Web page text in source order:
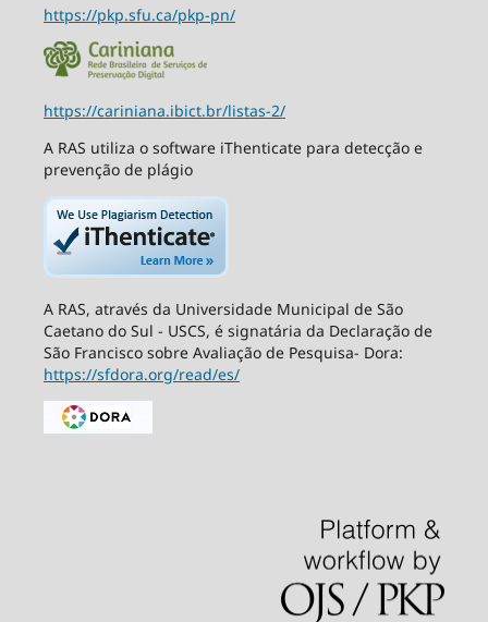
https://pkp.sfu.ca/pkp-pn/
https://cariniana.ibict.br/listas-2/
A RAS utiliza o software iThenticate para detecção e
prevenção de plágio
A RAS, através da Universidade Municipal de São
Caetano do Sul - USCS, é signatária da Declaração de
São Francisco sobre Avaliação de Pesquisa- Dora:
https://sfdora.org/read/es/